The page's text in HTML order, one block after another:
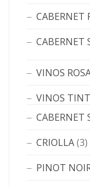
CABERNET
CABERNET
VINOS
VINOS
CABERNET
CRIOLLA(3)
PINOT